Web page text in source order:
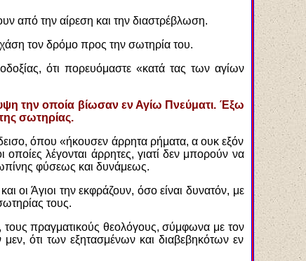
από την αίρεση και την διαστρέβλωση.
χάση τον δρόμο προς την σωτηρία του.
ότι πορευόμαστε «κατά τας των αγίων
την οποία βίωσαν εν Αγίω Πνεύματι. Έξω
σωτηρίας.
όπου «ήκουσεν άρρητα ρήματα, α ουκ εξόν
λέγονται άρρητες, γιατί δεν μπορούν να
φύσεως και δυνάμεως.
οι Άγιοι την εκφράζουν, όσο είναι δυνατόν, με
τους.
τους πραγματικούς θεολόγους, σύμφωνα με τον
ότι των εξητασμένων και διαβεβηκότων εν